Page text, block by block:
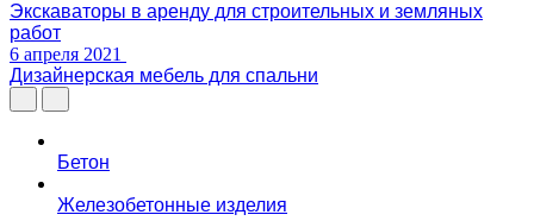
Экскаваторы в аренду для строительных и земляных
работ
6 апреля 2021
Дизайнерская мебель для спальни
Бетон
Железобетонные изделия